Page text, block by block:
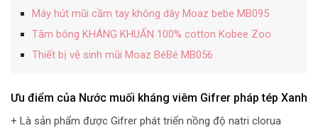
Máy hút mũi cầm tay không dây Moaz bebe MB095
Tăm bông KHÁNG KHUẨN 100% cotton Kobee Zoo
Thiết bị vệ sinh mũi Moaz BéBé MB056
Ưu điểm của Nước muối kháng viêm Gifrer pháp tép Xanh
+ Là sản phẩm được Gifrer phát triển nồng độ natri clorua